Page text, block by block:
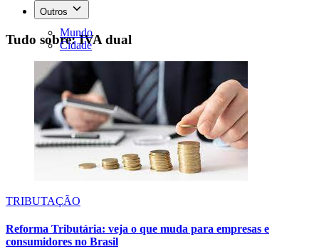
Outros
Mundo
Cidade
Tudo sobre: IVA dual
TRIBUTAÇÃO
Reforma Tributária: veja o que muda para empresas e
consumidores no Brasil